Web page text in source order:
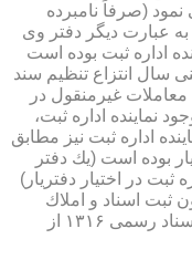
نمود (صرفاً نامبرده
به عبارت دیگر دفتر وی
اداره ثبت بوده است
تاریخ به بعد، (ازسال ۱۳۱۶، یعنی سال انتزاع تنظیم سند
غیرمنقول در
نماینده اداره ثبت،
اداره ثبت نیز مطابق
بوده است (یك دفتر
ثبت در اختیار دفتریار)
ثبت اسناد و املاك
مصوب ۱۳۱۰ از یك طرف و قانون دفاتر اسناد رسمی ۱۳۱۶ از